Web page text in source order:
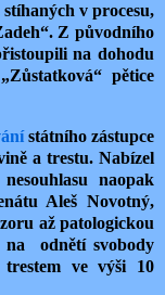
v procesu,
Z původního
na dohodu
pětice
státního zástupce
a trestu. Nabízel
naopak
Aleš Novotný,
až patologickou
odnětí svobody
ve výši 10